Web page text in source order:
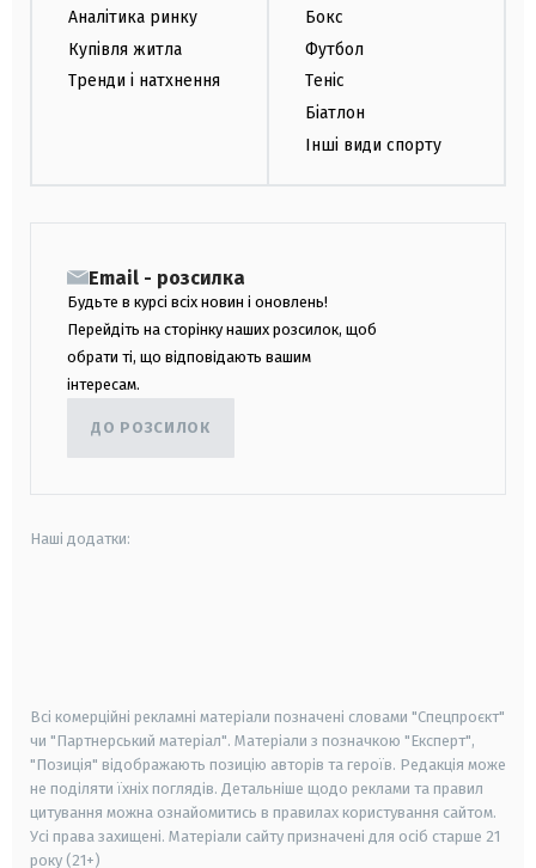
Аналітика ринку
Купівля житла
Тренди і натхнення
Бокс
Футбол
Теніс
Біатлон
Інші види спорту
Email - розсилка
Будьте в курсі всіх новин і оновлень!
Перейдіть на сторінку наших розсилок, щоб
обрати ті, що відповідають вашим
інтересам.
ДО РОЗСИЛОК
Наші додатки:
Всі комерційні рекламні матеріали позначені словами "Спецпроєкт"
чи "Партнерський матеріал". Матеріали з позначкою "Експерт",
"Позиція" відображають позицію авторів та героїв. Редакція може
не поділяти їхніх поглядів. Детальніше щодо реклами та правил
цитування можна ознайомитись в правилах користування сайтом.
Усі права захищені. Матеріали сайту призначені для осіб старше 21
року (21+)